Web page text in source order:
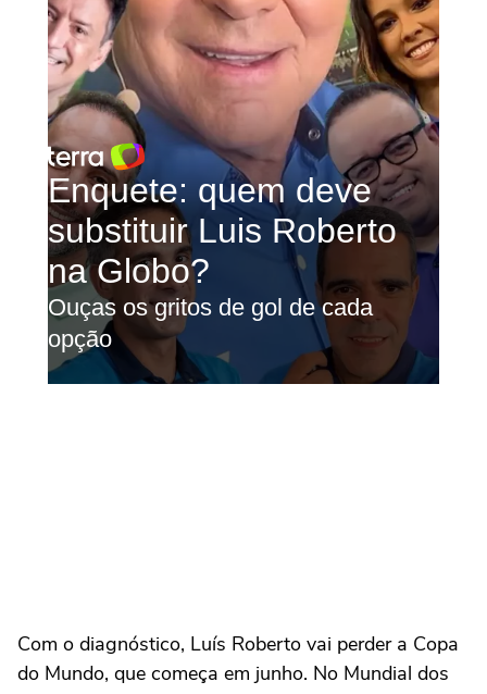
Com o diagnóstico, Luís Roberto vai perder a Copa
do Mundo, que começa em junho. No Mundial dos